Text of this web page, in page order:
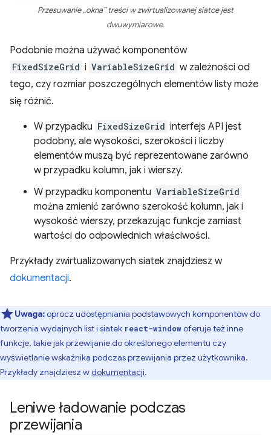
Przesuwanie „okna” treści w zwirtualizowanej siatce jest
dwuwymiarowe.
Podobnie można używać komponentów
FixedSizeGrid i VariableSizeGrid w zależności od
tego, czy rozmiar poszczególnych elementów listy może
się różnić.
W przypadku FixedSizeGrid interfejs API jest
podobny, ale wysokości, szerokości i liczby
elementów muszą być reprezentowane zarówno
w przypadku kolumn, jak i wierszy.
W przypadku komponentu VariableSizeGrid
można zmienić zarówno szerokość kolumn, jak i
wysokość wierszy, przekazując funkcje zamiast
wartości do odpowiednich właściwości.
Przykłady zwirtualizowanych siatek znajdziesz w
dokumentacji.
Uwaga:oprócz udostępniania podstawowych komponentów do
tworzenia wydajnych list i siatek react-windowoferuje też inne
funkcje, takie jak przewijanie do określonego elementu czy
wyświetlanie wskaźnika podczas przewijania przez użytkownika.
Przykłady znajdziesz wdokumentacji.
Leniwe ładowanie podczas
przewijania